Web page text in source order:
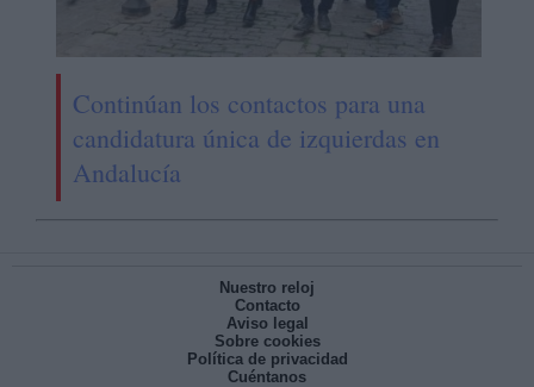
Continúan los contactos para una
candidatura única de izquierdas en
Andalucía
Nuestro reloj
Contacto
Aviso legal
Sobre cookies
Política de privacidad
Cuéntanos